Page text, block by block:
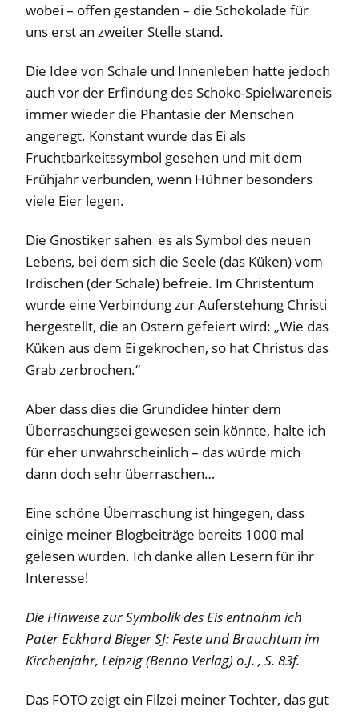
wobei – offen gestanden – die Schokolade für
uns erst an zweiter Stelle stand.
Die Idee von Schale und Innenleben hatte jedoch
auch vor der Erfindung des Schoko-Spielwareneis
immer wieder die Phantasie der Menschen
angeregt. Konstant wurde das Ei als
Fruchtbarkeitssymbol gesehen und mit dem
Frühjahr verbunden, wenn Hühner besonders
viele Eier legen.
Die Gnostiker sahen es als Symbol des neuen
Lebens, bei dem sich die Seele (das Küken) vom
Irdischen (der Schale) befreie. Im Christentum
wurde eine Verbindung zur Auferstehung Christi
hergestellt, die an Ostern gefeiert wird: „Wie das
Küken aus dem Ei gekrochen, so hat Christus das
Grab zerbrochen.“
Aber dass dies die Grundidee hinter dem
Überraschungsei gewesen sein könnte, halte ich
für eher unwahrscheinlich – das würde mich
dann doch sehr überraschen…
Eine schöne Überraschung ist hingegen, dass
einige meiner Blogbeiträge bereits 1000 mal
gelesen wurden. Ich danke allen Lesern für ihr
Interesse!
Die Hinweise zur Symbolik des Eis entnahm ich
Pater Eckhard Bieger SJ: Feste und Brauchtum im
Kirchenjahr, Leipzig (Benno Verlag) o.J. , S. 83f.
Das FOTO zeigt ein Filzei meiner Tochter, das gut